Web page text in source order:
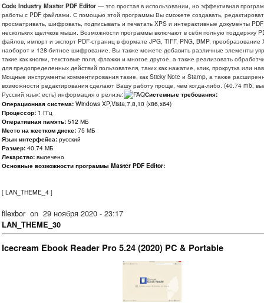
Code Industry Master PDF Editor — это простая в использовании, но эффективная
работы с PDF файлами. С помощью этой программы Вы сможете создавать,
просматривать, шифровать, подписывать и печатать XPS и интерактивные документы
нескольких щелчков мыши. Возможности программы включают в себя полную поддержку
файлов, импорт и экспорт PDF-страниц в формате JPG, TIFF, PNG, BMP, преобразование
наоборот и 128-битное шифрование. Вы также можете добавить различные элементы
такие как кнопки, текстовые поля, флажки и многое другое, а также реализовать
для предопределенных действий пользователя, таких как нажатие, клик, прокрутка или
Мощные инструменты комментирования такие, как Sticky Note и Stamp, а также
возможности редактирования сделают Вашу работу проще, чем когда-либо. (40.74 mb,
Русский язык: есть) информация о релизе:
Системные требования:
Операционная система: Windows XP,Vista,7,8,10 (x86,x64)
Процессор: 1 ГГц
Оперативная память: 512 МБ
Место на жестком диске: 75 МБ
Язык интерфейса: русский
Размер: 40.74 МБ
Лекарство: вылечено
Основные возможности программы Master PDF Editor:
[ LAN_THEME_4 ]
filexboron 29 ноября 2020 - 23:17
LAN_THEME_30
Icecream Ebook Reader Pro 5.24 (2020) PC & Portable